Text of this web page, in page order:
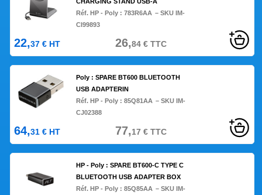
Réf. HP - Poly :783R6AA – SKU IM-
CI99893
22,37 € HT 26,84€TTC
Poly : SPARE BT600 BLUETOOTH
USB ADAPTERIN
Réf. HP - Poly :85Q81AA – SKU IM-
CJ02388
64,31 € HT 77,17 €TTC
HP - Poly : SPARE BT600-C TYPE C
BLUETOOTH USB ADAPTER BOX
Réf. HP - Poly :85Q85AA – SKU IM-